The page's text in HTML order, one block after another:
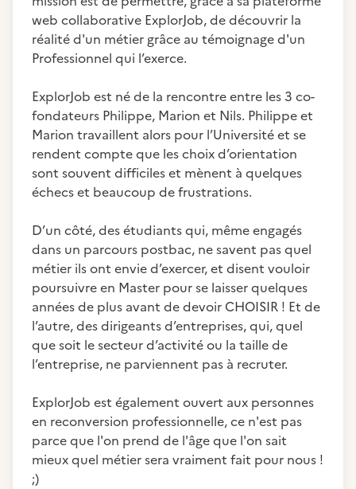
web collaborative ExplorJob, de découvrir la
réalité d'un métier grâce au témoignage d'un
Professionnel qui l’exerce.
ExplorJob est né de la rencontre entre les 3 co-
fondateurs Philippe, Marion et Nils. Philippe et
Marion travaillent alors pour l’Université et se
rendent compte que les choix d’orientation
sont souvent difficiles et mènent à quelques
échecs et beaucoup de frustrations.
D’un côté, des étudiants qui, même engagés
dans un parcours postbac, ne savent pas quel
métier ils ont envie d’exercer, et disent vouloir
poursuivre en Master pour se laisser quelques
années de plus avant de devoir CHOISIR ! Et de
l’autre, des dirigeants d’entreprises, qui, quel
que soit le secteur d’activité ou la taille de
l’entreprise, ne parviennent pas à recruter.
ExplorJob est également ouvert aux personnes
en reconversion professionnelle, ce n'est pas
parce que l'on prend de l'âge que l'on sait
mieux quel métier sera vraiment fait pour nous !
;)